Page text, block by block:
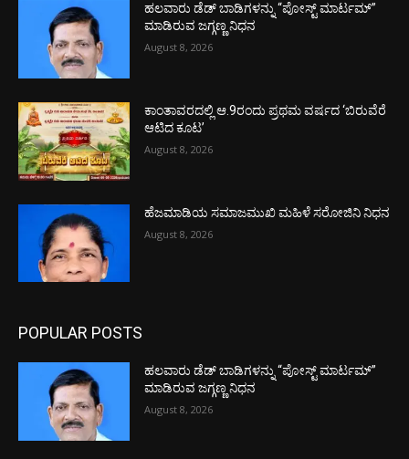
ಹಲವಾರು ಡೆಡ್ ಬಾಡಿಗಳನ್ನು “ಪೋಸ್ಟ್ ಮಾರ್ಟಮ್”
ಮಾಡಿರುವ ಜಗ್ಗಣ್ಣ ನಿಧನ
August 8, 2026
ಕಾಂತಾವರದಲ್ಲಿ ಆ.9ರಂದು ಪ್ರಥಮ ವರ್ಷದ ‘ಬಿರುವೆರೆ
ಆಟಿದ ಕೂಟ’
August 8, 2026
ಹೆಜಮಾಡಿಯ ಸಮಾಜಮುಖಿ ಮಹಿಳೆ ಸರೋಜಿನಿ ನಿಧನ
August 8, 2026
POPULAR POSTS
ಹಲವಾರು ಡೆಡ್ ಬಾಡಿಗಳನ್ನು “ಪೋಸ್ಟ್ ಮಾರ್ಟಮ್”
ಮಾಡಿರುವ ಜಗ್ಗಣ್ಣ ನಿಧನ
August 8, 2026